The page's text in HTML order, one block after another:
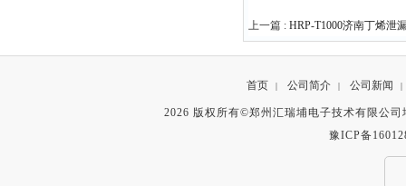
上一篇 : HRP-T1000济南丁烯泄
首页 | 公司简介 | 公司新闻 |
2026 版权所有©郑州汇瑞埔电子技术有限公
豫ICP备